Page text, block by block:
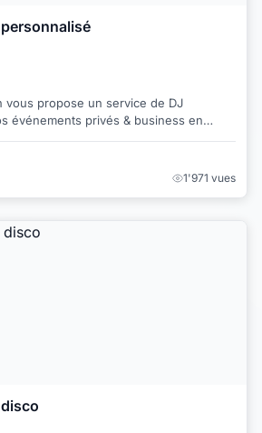
événements privés & business en
1'971 vues